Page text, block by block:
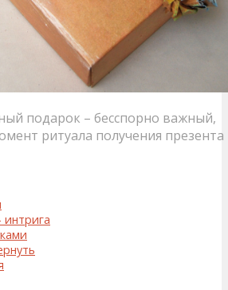
подарок – бесспорно важный,
ритуала получения презента
интрига